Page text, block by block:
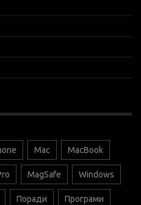
Mac MacBook
MagSafe Windows
Поради Програми